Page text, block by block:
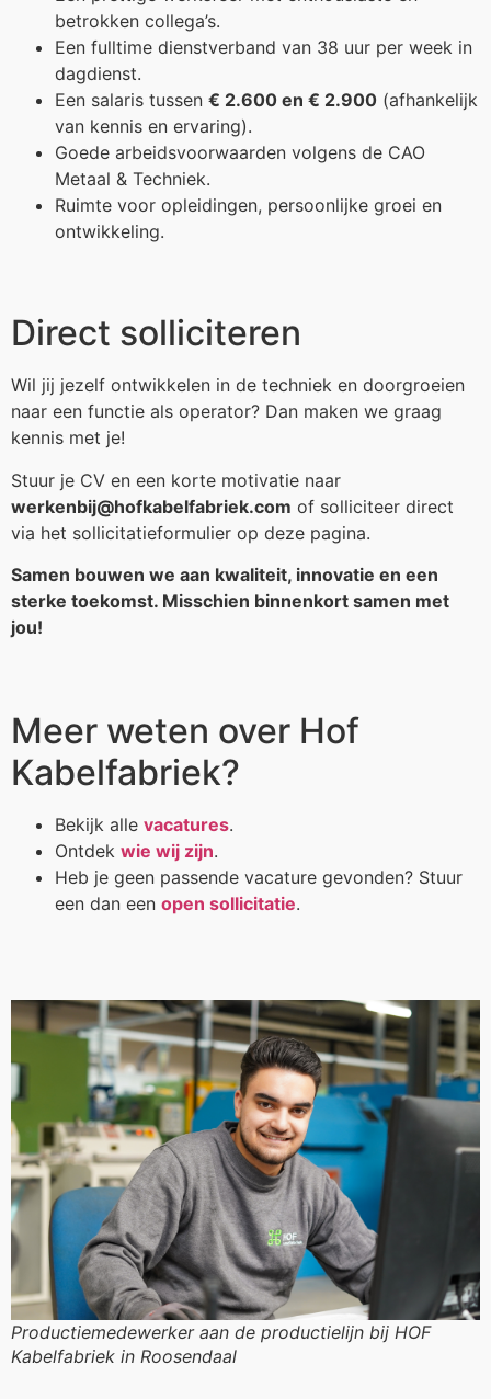
betrokken collega’s.
Een fulltime dienstverband van 38 uur per week in
dagdienst.
Een salaris tussen € 2.600 en € 2.900 (afhankelijk
van kennis en ervaring).
Goede arbeidsvoorwaarden volgens de CAO
Metaal & Techniek.
Ruimte voor opleidingen, persoonlijke groei en
ontwikkeling.
Direct solliciteren
Wil jij jezelf ontwikkelen in de techniek en doorgroeien
naar een functie als operator? Dan maken we graag
kennis met je!
Stuur je CV en een korte motivatie naar
werkenbij@hofkabelfabriek.com of solliciteer direct
via het sollicitatieformulier op deze pagina.
Samen bouwen we aan kwaliteit, innovatie en een
sterke toekomst. Misschien binnenkort samen met
jou!
Meer weten over Hof
Kabelfabriek?
Bekijk alle vacatures.
Ontdek wie wij zijn.
Heb je geen passende vacature gevonden? Stuur
een dan een open sollicitatie.
Productiemedewerker aan de productielijn bij HOF
Kabelfabriek in Roosendaal